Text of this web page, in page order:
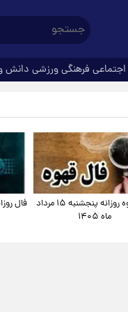
اجتماعی فرهنگیورزشی دانش
فال قهوه روزانه پنجشنبه ۱۵ مرداد
ماه ۱۴۰۵